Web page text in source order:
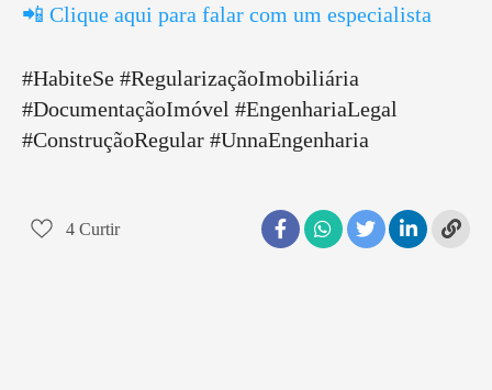
📲 Clique aqui para falar com um especialista
#HabiteSe #RegularizaçãoImobiliária
#DocumentaçãoImóvel #EngenhariaLegal
#ConstruçãoRegular #UnnaEngenharia
4 Curtir